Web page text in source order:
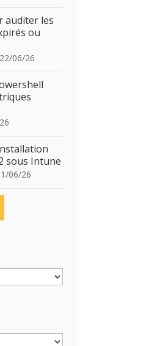
auditer les
ou
22/06/26
sous Intune
06/26